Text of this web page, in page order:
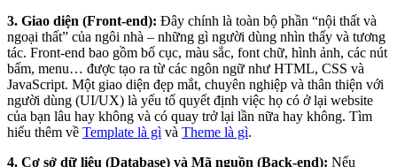
3. Giao diện (Front-end): Đây chính là toàn bộ phần “nội thất và
ngoại thất” của ngôi nhà – những gì người dùng nhìn thấy và tương
tác. Front-end bao gồm bố cục, màu sắc, font chữ, hình ảnh, các nút
bấm, menu… được tạo ra từ các ngôn ngữ như HTML, CSS và
JavaScript. Một giao diện đẹp mắt, chuyên nghiệp và thân thiện với
người dùng (UI/UX) là yếu tố quyết định việc họ có ở lại website
của bạn lâu hay không và có quay trở lại lần nữa hay không. Tìm
hiểu thêm về Template là gì và Theme là gì.
4. Cơ sở dữ liệu (Database) và Mã nguồn (Back-end): Nếu